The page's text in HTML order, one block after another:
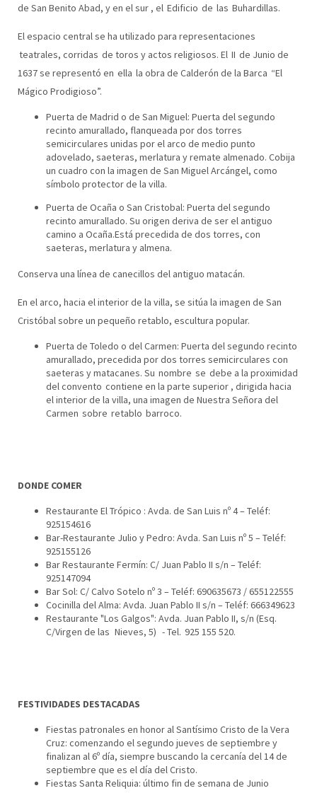
de San Benito Abad, y en el sur , el Edificio de las Buhardillas.
El espacio central se ha utilizado para representaciones
teatrales, corridas de toros y actos religiosos. El II de Junio de
1637 se representó en ella la obra de Calderón de la Barca “El
Mágico Prodigioso”.
Puerta de Madrid o de San Miguel: Puerta del segundo
recinto amurallado, flanqueada por dos torres
semicirculares unidas por el arco de medio punto
adovelado, saeteras, merlatura y remate almenado. Cobija
un cuadro con la imagen de San Miguel Arcángel, como
símbolo protector de la villa.
Puerta de Ocaña o San Cristobal: Puerta del segundo
recinto amurallado. Su origen deriva de ser el antiguo
camino a Ocaña.Está precedida de dos torres, con
saeteras, merlatura y almena.
Conserva una línea de canecillos del antiguo matacán.
En el arco, hacia el interior de la villa, se sitúa la imagen de San
Cristóbal sobre un pequeño retablo, escultura popular.
Puerta de Toledo o del Carmen: Puerta del segundo recinto
amurallado, precedida por dos torres semicirculares con
saeteras y matacanes. Su nombre se debe a la proximidad
del convento contiene en la parte superior , dirigida hacia
el interior de la villa, una imagen de Nuestra Señora del
Carmen sobre retablo barroco.
DONDE COMER
Restaurante El Trópico : Avda. de San Luis nº 4 – Teléf:
925154616
Bar-Restaurante Julio y Pedro: Avda. San Luis nº 5 – Teléf:
925155126
Bar Restaurante Fermín: C/ Juan Pablo II s/n – Teléf:
925147094
Bar Sol: C/ Calvo Sotelo nº 3 – Teléf: 690635673 / 655122555
Cocinilla del Alma: Avda. Juan Pablo II s/n – Teléf: 666349623
Restaurante "Los Galgos": Avda. Juan Pablo II, s/n (Esq.
C/Virgen de las Nieves, 5) - Tel. 925 155 520.
FESTIVIDADES DESTACADAS
Fiestas patronales en honor al Santísimo Cristo de la Vera
Cruz: comenzando el segundo jueves de septiembre y
finalizan al 6º día, siempre buscando la cercanía del 14 de
septiembre que es el día del Cristo.
Fiestas Santa Reliquia: último fin de semana de Junio